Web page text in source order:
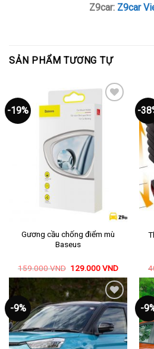
Z9car: Z9car
SẢN PHẨM TƯƠNG TỰ
-19%
Gương cầu chống điểm mù
Baseus
159.000VND 129.000VND
Mua ngay
-
-9%
Thêm
vào
yêu
thích
-